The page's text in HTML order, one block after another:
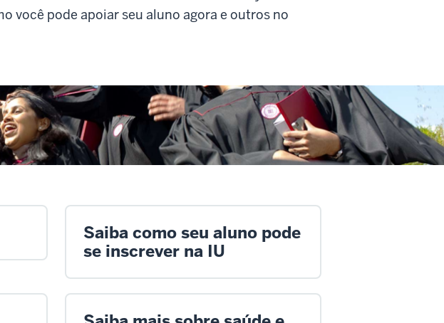
você pode apoiar seu aluno agora e outros no
Saiba como seu aluno pode
se inscrever na IU